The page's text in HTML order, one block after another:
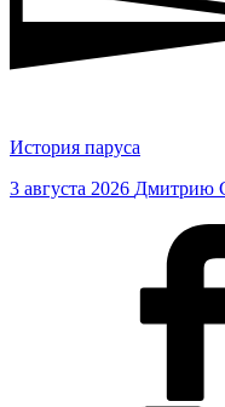
История паруса
3 августа 2026 Дмитрию